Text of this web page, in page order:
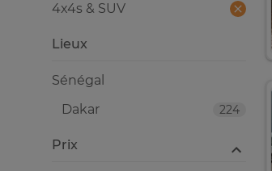
Lieux
Sénégal
224
Dakar
Prix
4x4s & SUV